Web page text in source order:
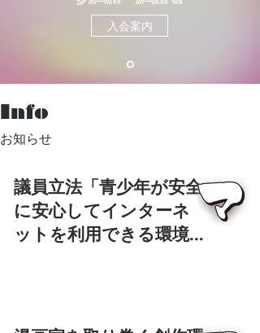
入会案内
Info
​お知らせ
議員立法「青少年が安全
に安心してインターネ
ットを利用できる環境